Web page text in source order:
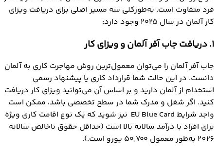
فرد متفاوت است. به‌طورکلی سه مسیر اصلی برای دریافت ویزای
کار آلمان در سال ۲۰۲۵ وجود دارد:
1. دریافت جاب آفر آلمان و ویزای کار
جاب آفر آلمان را می‌توان معمول‌ترین روش مهاجرت کاری به آلمان
دانست. در این حالت شما قرارداد کاری یا پیشنهاد رسمی
استخدام از آلمان دارید و بر اساس آن می‌توانید ویزای کار دریافت
کنید. اگر شغل و مدرک شما در سطح تخصصی باشد، ممکن است
واجد شرایط EU Blue Card نیز شوید که یک نوع اقامت کاری ویژه
برای افراد با درآمد سالانه بالا است (حداقل حقوق ناخالص سالانه
2026 به‌طور معمول ۵۰٬۷۰۰ یورو است.).